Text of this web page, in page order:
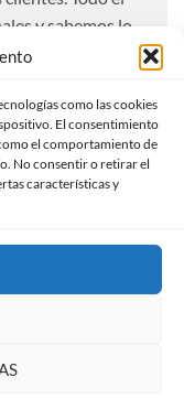
como las cookies
El consentimiento
el comportamiento de
No consentir o retirar el
características y
y sabemos lo
Es por
con la
el
en las